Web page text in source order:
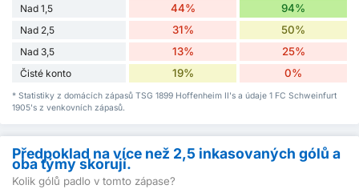
Nad 1,5 44% 94%
Nad 2,5 31% 50%
Nad 3,5 13% 25%
Čisté konto 19% 0%
* Statistiky z domácích zápasů TSG 1899 Hoffenheim II's a údaje 1 FC Schweinfurt
1905's z venkovních zápasů.
Předpoklad na více než 2,5 inkasovaných gólů a
oba týmy skorují.
Kolik gólů padlo v tomto zápase?